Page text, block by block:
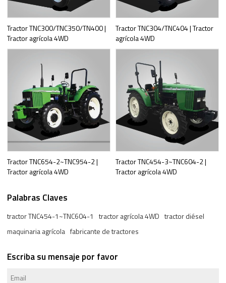
Tractor TNC300/TNC350/TN400 |
Tractor agrícola 4WD
Tractor TNC304/TNC404 | Tractor
agrícola 4WD
Tractor TNC654-2~TNC954-2 |
Tractor agrícola 4WD
Tractor TNC454-3~TNC604-2 |
Tractor agrícola 4WD
Palabras Claves
tractor TNC454-1~TNC604-1 tractor agrícola 4WD tractor diésel
maquinaria agrícola fabricante de tractores
Escriba su mensaje por favor